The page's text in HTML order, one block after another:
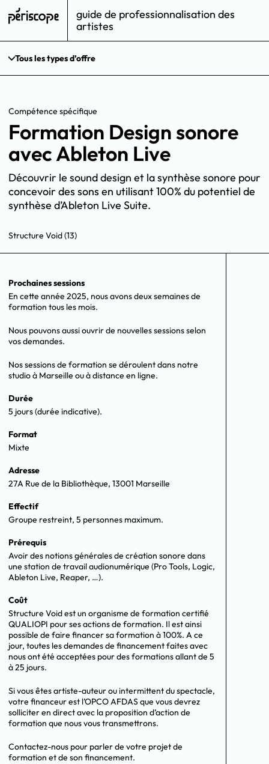
guide de professionnalisation des
artistes
Tous les types d’offre
Compétence spécifique
Formation Design sonore
avec Ableton Live
Découvrir le sound design et la synthèse sonore pour
concevoir des sons en utilisant 100% du potentiel de
synthèse d’Ableton Live Suite.
Structure Void (13)
Prochaines sessions
En cette année 2025, nous avons deux semaines de
formation tous les mois.
Nous pouvons aussi ouvrir de nouvelles sessions selon
vos demandes.
Nos sessions de formation se déroulent dans notre
studio à Marseille ou à distance en ligne.
Durée
5 jours (durée indicative).
Format
Mixte
Adresse
27A Rue de la Bibliothèque, 13001 Marseille
Effectif
Groupe restreint, 5 personnes maximum.
Prérequis
Avoir des notions générales de création sonore dans
une station de travail audionumérique (Pro Tools, Logic,
Ableton Live, Reaper, …).
Coût
Structure Void est un organisme de formation certifié
QUALIOPI pour ses actions de formation. Il est ainsi
possible de faire financer sa formation à 100%. A ce
jour, toutes les demandes de financement faites avec
nous ont été acceptées pour des formations allant de 5
à 25 jours.
Si vous êtes artiste-auteur ou intermittent du spectacle,
votre financeur est l’OPCO AFDAS que vous devrez
solliciter en direct avec la proposition d’action de
formation que nous vous transmettrons.
Contactez-nous pour parler de votre projet de
formation et de son financement.